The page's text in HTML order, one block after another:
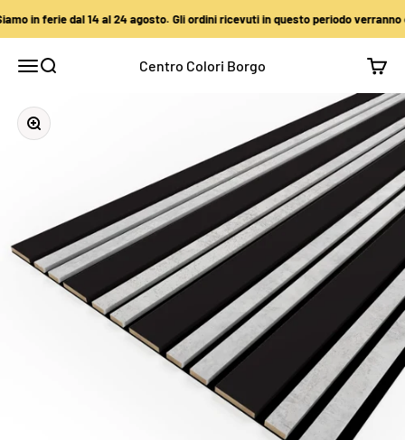
in ferie dal 14 al 24 agosto. Gli ordini ricevuti in questo periodo verranno
Apri il menu di navigazione
Mostra il menu di ricercaCentro Colori Borgo
Ingrandisci immagine